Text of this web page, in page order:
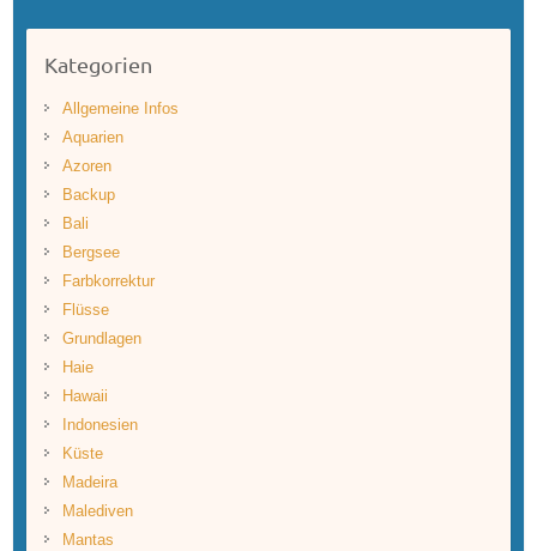
Kategorien
Allgemeine Infos
Aquarien
Azoren
Backup
Bali
Bergsee
Farbkorrektur
Flüsse
Grundlagen
Haie
Hawaii
Indonesien
Küste
Madeira
Malediven
Mantas